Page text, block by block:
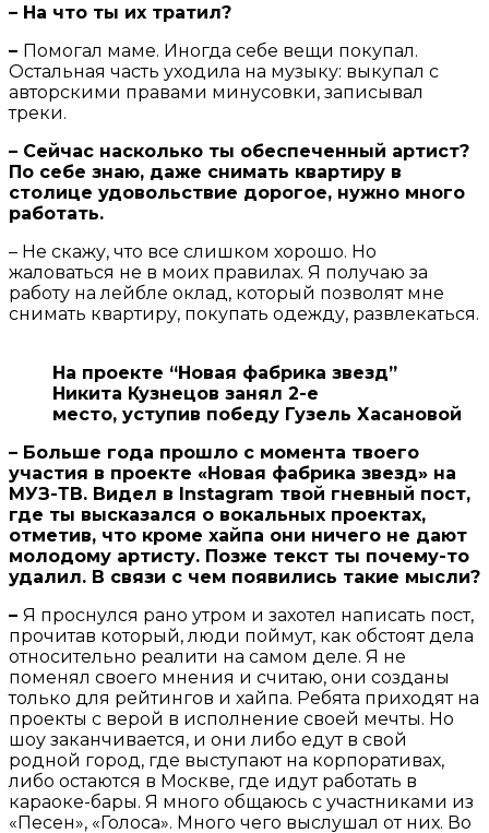
– На что ты их тратил?
– Помогал маме. Иногда себе вещи покупал.
Остальная часть уходила на музыку: выкупал с
авторскими правами минусовки, записывал
треки.
– Сейчас насколько ты обеспеченный артист?
По себе знаю, даже снимать квартиру в
столице удовольствие дорогое, нужно много
работать.
– Не скажу, что все слишком хорошо. Но
жаловаться не в моих правилах. Я получаю за
работу на лейбле оклад, который позволят мне
снимать квартиру, покупать одежду, развлекаться.
На проекте “Новая фабрика звезд”
Никита Кузнецов занял 2-е
место, уступив победу Гузель Хасановой
– Больше года прошло с момента твоего
участия в проекте «Новая фабрика звезд» на
МУЗ-ТВ. Видел в Instagram твой гневный пост,
где ты высказался о вокальных проектах,
отметив, что кроме хайпа они ничего не дают
молодому артисту. Позже текст ты почему-то
удалил. В связи с чем появились такие мысли?
– Я проснулся рано утром и захотел написать пост,
прочитав который, люди поймут, как обстоят дела
относительно реалити на самом деле. Я не
поменял своего мнения и считаю, они созданы
только для рейтингов и хайпа. Ребята приходят на
проекты с верой в исполнение своей мечты. Но
шоу заканчивается, и они либо едут в свой
родной город, где выступают на корпоративах,
либо остаются в Москве, где идут работать в
караоке-бары. Я много общаюсь с участниками из
«Песен», «Голоса». Много чего выслушал от них. Во